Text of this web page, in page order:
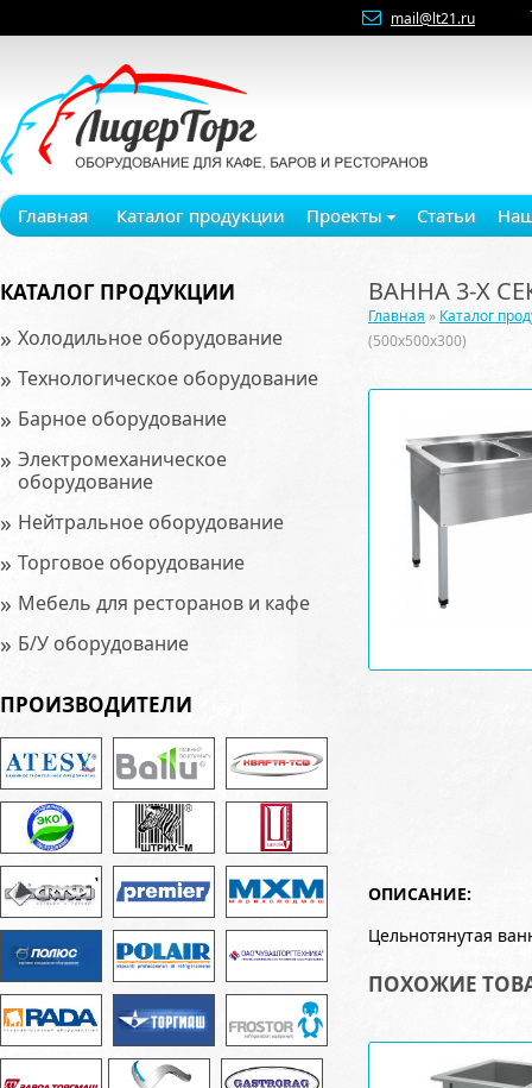
mail@lt21.ru
Главная Каталог продукции Проекты Статьи
КАТАЛОГ ПРОДУКЦИИ
» Холодильное оборудование
» Технологическое оборудование
» Барное оборудование
» Электромеханическое
оборудование
» Нейтральное оборудование
» Торговое оборудование
» Мебель для ресторанов и кафе
» Б/У оборудование
ПРОИЗВОДИТЕЛИ
ВАННА 3-Х
Главная » Каталог
(500х500x300)
ОПИСАНИЕ:
Цельнотянутая
ПОХОЖИЕ